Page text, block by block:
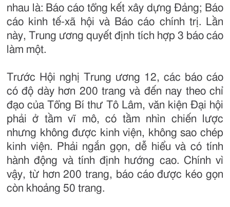
nhau là: Báo cáo tổng kết xây dựng Đảng; Báo
cáo kinh tế-xã hội và Báo cáo chính trị. Lần
này, Trung ương quyết định tích hợp 3 báo cáo
làm một.
Trước Hội nghị Trung ương 12, các báo cáo
có độ dày hơn 200 trang và đến nay theo chỉ
đạo của Tổng Bí thư Tô Lâm, văn kiện Đại hội
phải ở tầm vĩ mô, có tầm nhìn chiến lược
nhưng không được kinh viện, không sao chép
kinh viện. Phải ngắn gọn, dễ hiểu và có tính
hành động và tính định hướng cao. Chính vì
vậy, từ hơn 200 trang, báo cáo được kéo gọn
còn khoảng 50 trang.